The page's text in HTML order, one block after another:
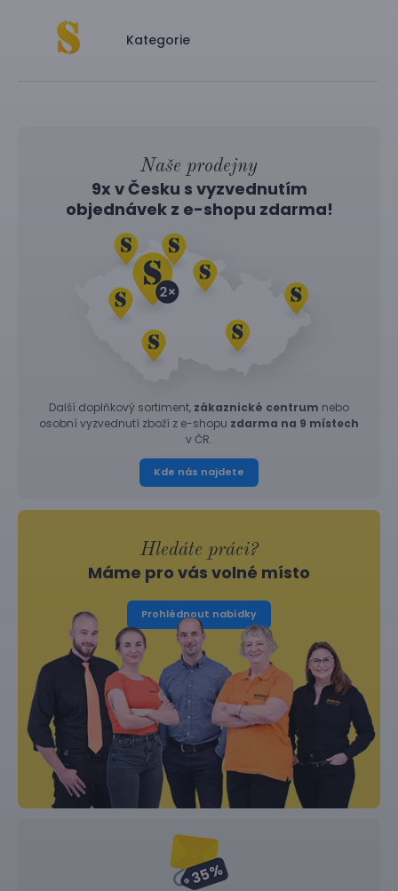
Kategorie
Naše prodejny
9x v Česku s vyzvednutím
objednávek z e-shopu zdarma!
Další doplňkový sortiment, zákaznické centrum nebo
osobní vyzvednutí zboží z e-shopu zdarma na 9 místech
v ČR.
Kde nás najdete
Hledáte práci?
Máme pro vás volné místo
Prohlédnout nabídky